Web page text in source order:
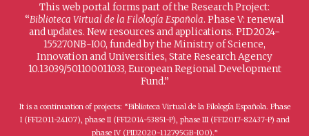
This web portal forms part of the Research Project:
“Biblioteca Virtual de la Filología Española. Phase V: renewal
and updates. New resources and applications. PID2024-
155270NB-I00, funded by the Ministry of Science,
Innovation and Universities, State Research Agency
10.13039/501100011033, European Regional Development
Fund.”
It is a continuation of projects: “Biblioteca Virtual de la Filología Española. Phase
I (FFI2011-24107), phase II (FFI2014-53851-P), phase III (FFI2017-82437-P) and
phase IV (PID2020-112795GB-I00).”